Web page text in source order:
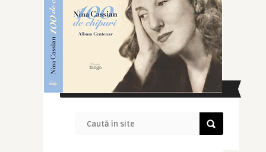
CAUTĂ ÎN SITE